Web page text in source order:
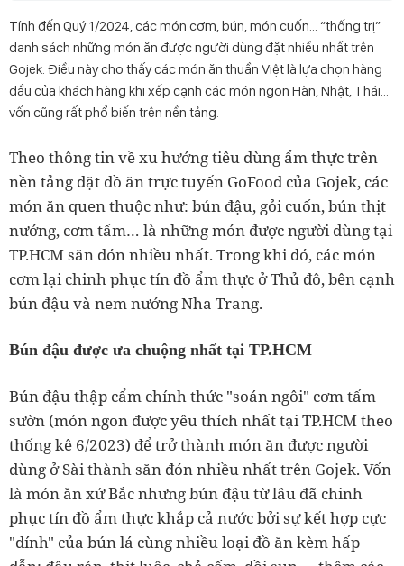
Tính đến Quý 1/2024, các món cơm, bún, món cuốn… “thống trị”
danh sách những món ăn được người dùng đặt nhiều nhất trên
Gojek. Điều này cho thấy các món ăn thuần Việt là lựa chọn hàng
đầu của khách hàng khi xếp cạnh các món ngon Hàn, Nhật, Thái…
vốn cũng rất phổ biến trên nền tảng.
Theo thông tin về xu hướng tiêu dùng ẩm thực trên
nền tảng đặt đồ ăn trực tuyến GoFood của Gojek, các
món ăn quen thuộc như: bún đậu, gỏi cuốn, bún thịt
nướng, cơm tấm… là những món được người dùng tại
TP.HCM săn đón nhiều nhất. Trong khi đó, các món
cơm lại chinh phục tín đồ ẩm thực ở Thủ đô, bên cạnh
bún đậu và nem nướng Nha Trang.
Bún đậu được ưa chuộng nhất tại TP.HCM
Bún đậu thập cẩm chính thức "soán ngôi" cơm tấm
sườn (món ngon được yêu thích nhất tại TP.HCM theo
thống kê 6/2023) để trở thành món ăn được người
dùng ở Sài thành săn đón nhiều nhất trên Gojek. Vốn
là món ăn xứ Bắc nhưng bún đậu từ lâu đã chinh
phục tín đồ ẩm thực khắp cả nước bởi sự kết hợp cực
"dính" của bún lá cùng nhiều loại đồ ăn kèm hấp